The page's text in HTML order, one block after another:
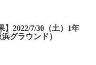
】2022/7/30（土）1年
グラウンド）